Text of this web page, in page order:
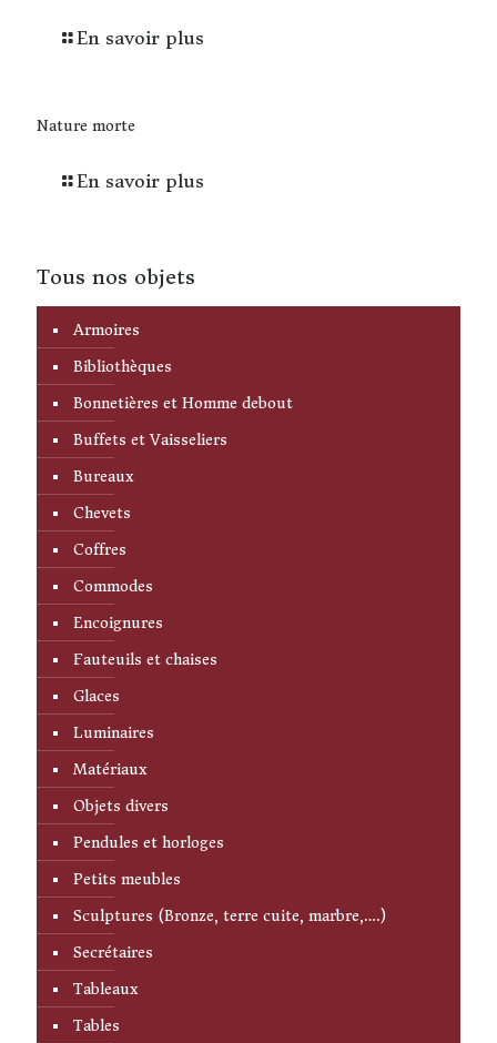
En savoir plus
Nature morte
En savoir plus
Tous nos objets
Armoires
Bibliothèques
Bonnetières et Homme debout
Buffets et Vaisseliers
Bureaux
Chevets
Coffres
Commodes
Encoignures
Fauteuils et chaises
Glaces
Luminaires
Matériaux
Objets divers
Pendules et horloges
Petits meubles
Sculptures (Bronze, terre cuite, marbre,….)
Secrétaires
Tableaux
Tables